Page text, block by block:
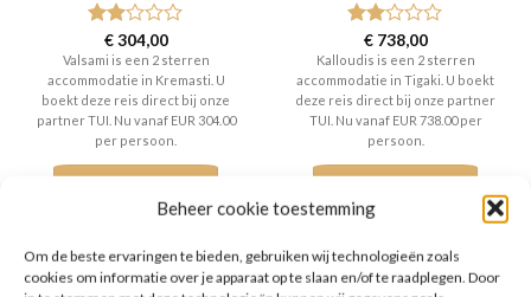
Beheer cookie toestemming
Om de beste ervaringen te bieden, gebruiken wij technologieën zoals
cookies om informatie over je apparaat op te slaan en/of te raadplegen. Door
Gewaardeerd
2uit
5
€304,00
Valsami is een 2 sterren
accommodatie in Kremasti. U
boekt deze reis direct bij onze
partner TUI. Nu vanaf EUR 304.00
per persoon.
PRIJZEN EN BOEKEN
Gewaardeerd
2uit
5
€738,00
Kalloudis is een 2 sterren
accommodatie in Tigaki. U boekt
deze reis direct bij onze partner
TUI. Nu vanaf EUR 738.00 per
persoon.
PRIJZEN EN BOEKEN